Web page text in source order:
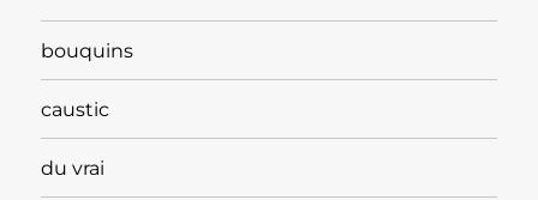
bouquins
caustic
du vrai